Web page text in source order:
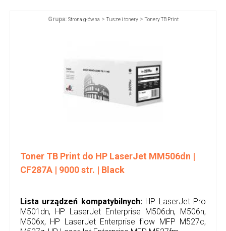
Grupa: Strona główna >Tusze i tonery>Tonery TB Print
Toner TB Print do HP LaserJet MM506dn |
CF287A | 9000 str. | Black
Lista urządzeń kompatybilnych: HP LaserJet Pro
M501dn, HP LaserJet Enterprise M506dn, M506n,
M506x, HP LaserJet Enterprise flow MFP M527c,